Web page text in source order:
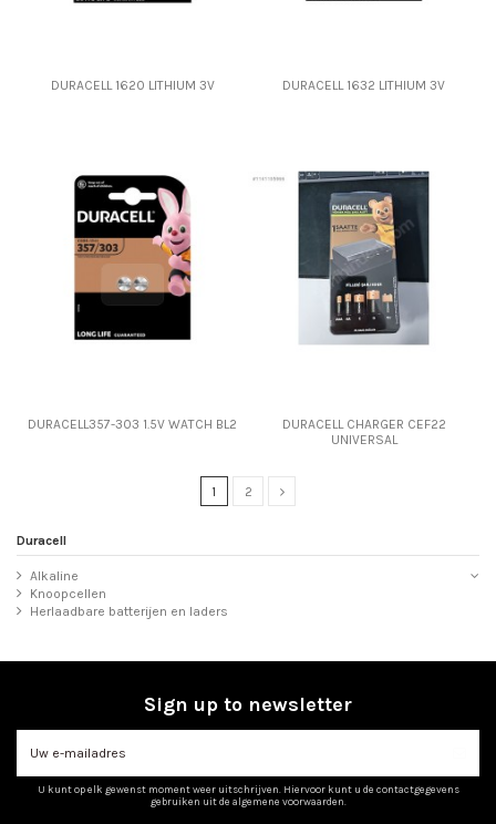
DURACELL 1620 LITHIUM 3V DURACELL 1632 LITHIUM 3V
DURACELL357-303 1.5V WATCH BL2
DURACELL CHARGER CEF22
UNIVERSAL
1 2
Duracell
Alkaline
Knoopcellen
Herlaadbare batterijen en laders
Sign up to newsletter
U kunt op elk gewenst moment weer uitschrijven. Hiervoor kunt u de contactgegevens
gebruiken uit de algemene voorwaarden.